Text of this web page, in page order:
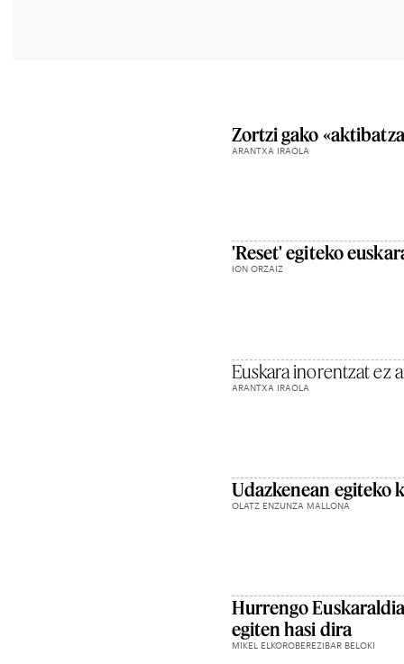
Zortzi gako
ARANTXA IRAOLA
'Reset' egiteko
ION ORZAIZ
Euskara inorentzat ez
ARANTXA IRAOLA
Udazkenean egiteko
OLATZ ENZUNZA MALLONA
Hurrengo
egiten hasi dira
MIKEL ELKOROBEREZIBAR BELOKI